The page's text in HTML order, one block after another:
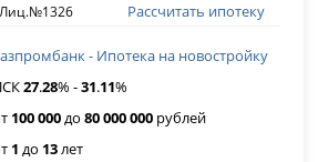
Рассчитать ипотеку
- Ипотека на новостройку
27.28% -31.11%
100 000до80 000 000 рублей
1 до 13лет